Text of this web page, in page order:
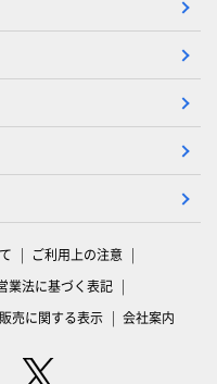
ご利用上の注意
業法に基づく表記
売に関する表示 会社案内